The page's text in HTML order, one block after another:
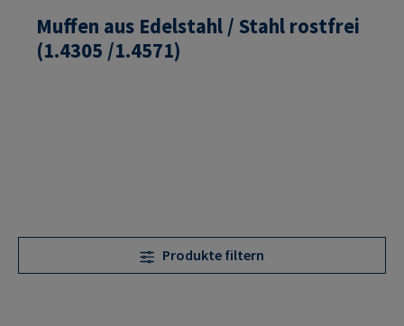
Muffen aus Edelstahl / Stahl rostfrei
(1.4305 /1.4571)
Produkte filtern